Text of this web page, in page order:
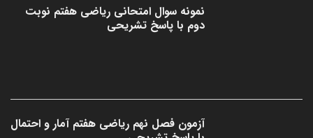
نمونه سوال امتحانی ریاضی هفتم نوبت
دوم با پاسخ تشریحی
آزمون فصل نهم ریاضی هفتم آمار و احتمال